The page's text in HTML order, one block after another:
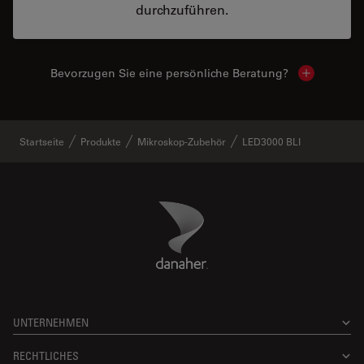
durchzuführen.
Bevorzugen Sie eine persönliche Beratung? Show
Startseite Produkte Mikroskop-Zubehör LED3000 BLI
Danaher Logo
UNTERNEHMEN
RECHTLICHES